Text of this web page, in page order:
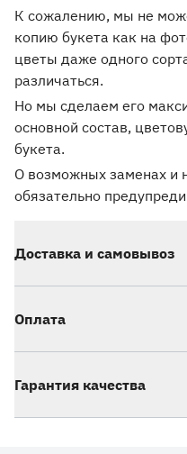
К сожалению, мы не
копию букета как на
цветы даже одного
различаться.
Но мы сделаем его
основной состав,
букета.
О возможных заменах и
обязательно
Доставка и самовывоз
Оплата
Гарантия качества